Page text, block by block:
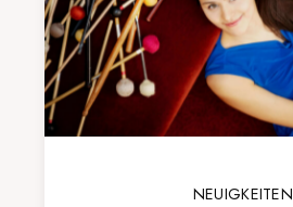
NEUIGKEITEN